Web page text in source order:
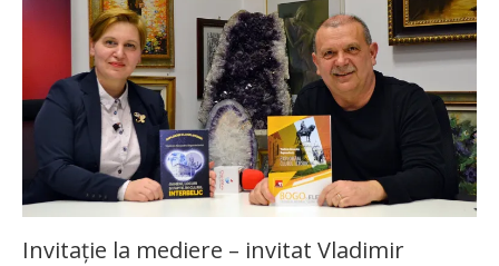
Invitație la mediere – invitat Vladimir